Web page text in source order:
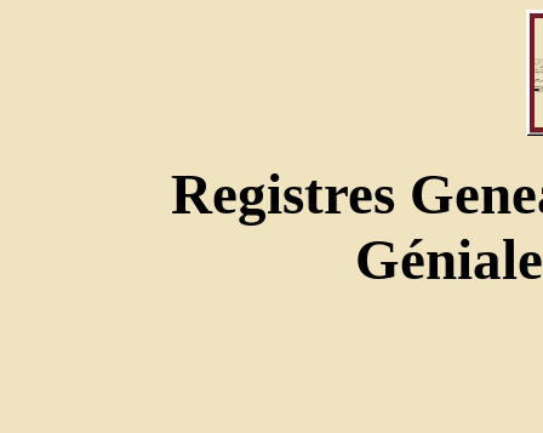
Registres